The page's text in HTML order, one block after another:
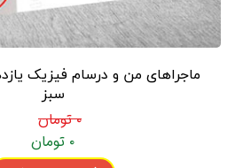
ماجراهای من و درسام فیزیک
سبز
۰ تومان
۰ تومان